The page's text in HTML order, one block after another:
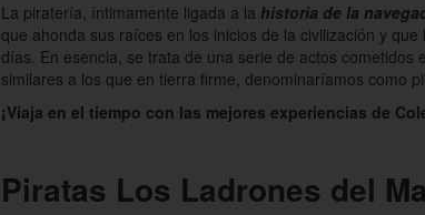
La piratería, íntimamente ligada a la historia de la
que ahonda sus raíces en los inicios de la civilización y que
días. En esencia, se trata de una serie de actos cometidos
similares a los que en tierra firme, denominaríamos como
¡Viaja en el tiempo con las mejores experiencias de
Piratas Los Ladrones del